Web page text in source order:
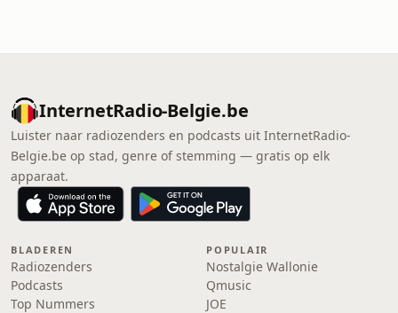
InternetRadio-Belgie.be
Luister naar radiozenders en podcasts uit InternetRadio-
Belgie.be op stad, genre of stemming — gratis op elk
apparaat.
BLADEREN
Radiozenders
Podcasts
Top Nummers
POPULAIR
Nostalgie Wallonie
Qmusic
JOE